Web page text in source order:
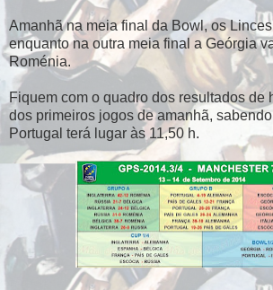
Amanhã na meia final da Bowl, os
enquanto na outra meia final a Geórgia
Roménia.
Fiquem com o quadro dos resultados de
dos primeiros jogos de amanhã,
Portugal terá lugar às 11,50 h.